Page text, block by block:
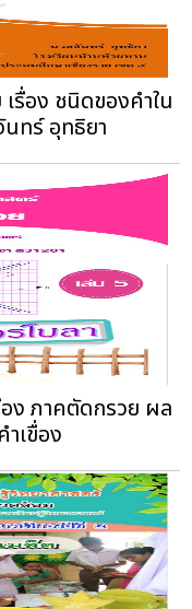
รื่อง ชนิดของคำใน
ทร์ อุทธิยา
ง ภาคตัดกรวย ผล
เขื่อง